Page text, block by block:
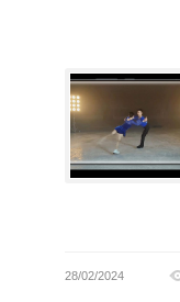
28/02/2024